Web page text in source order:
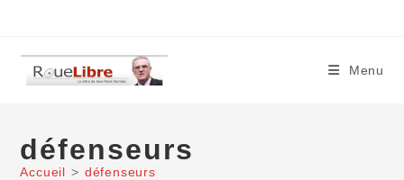
content
Menu
défenseurs
Accueil > défenseurs